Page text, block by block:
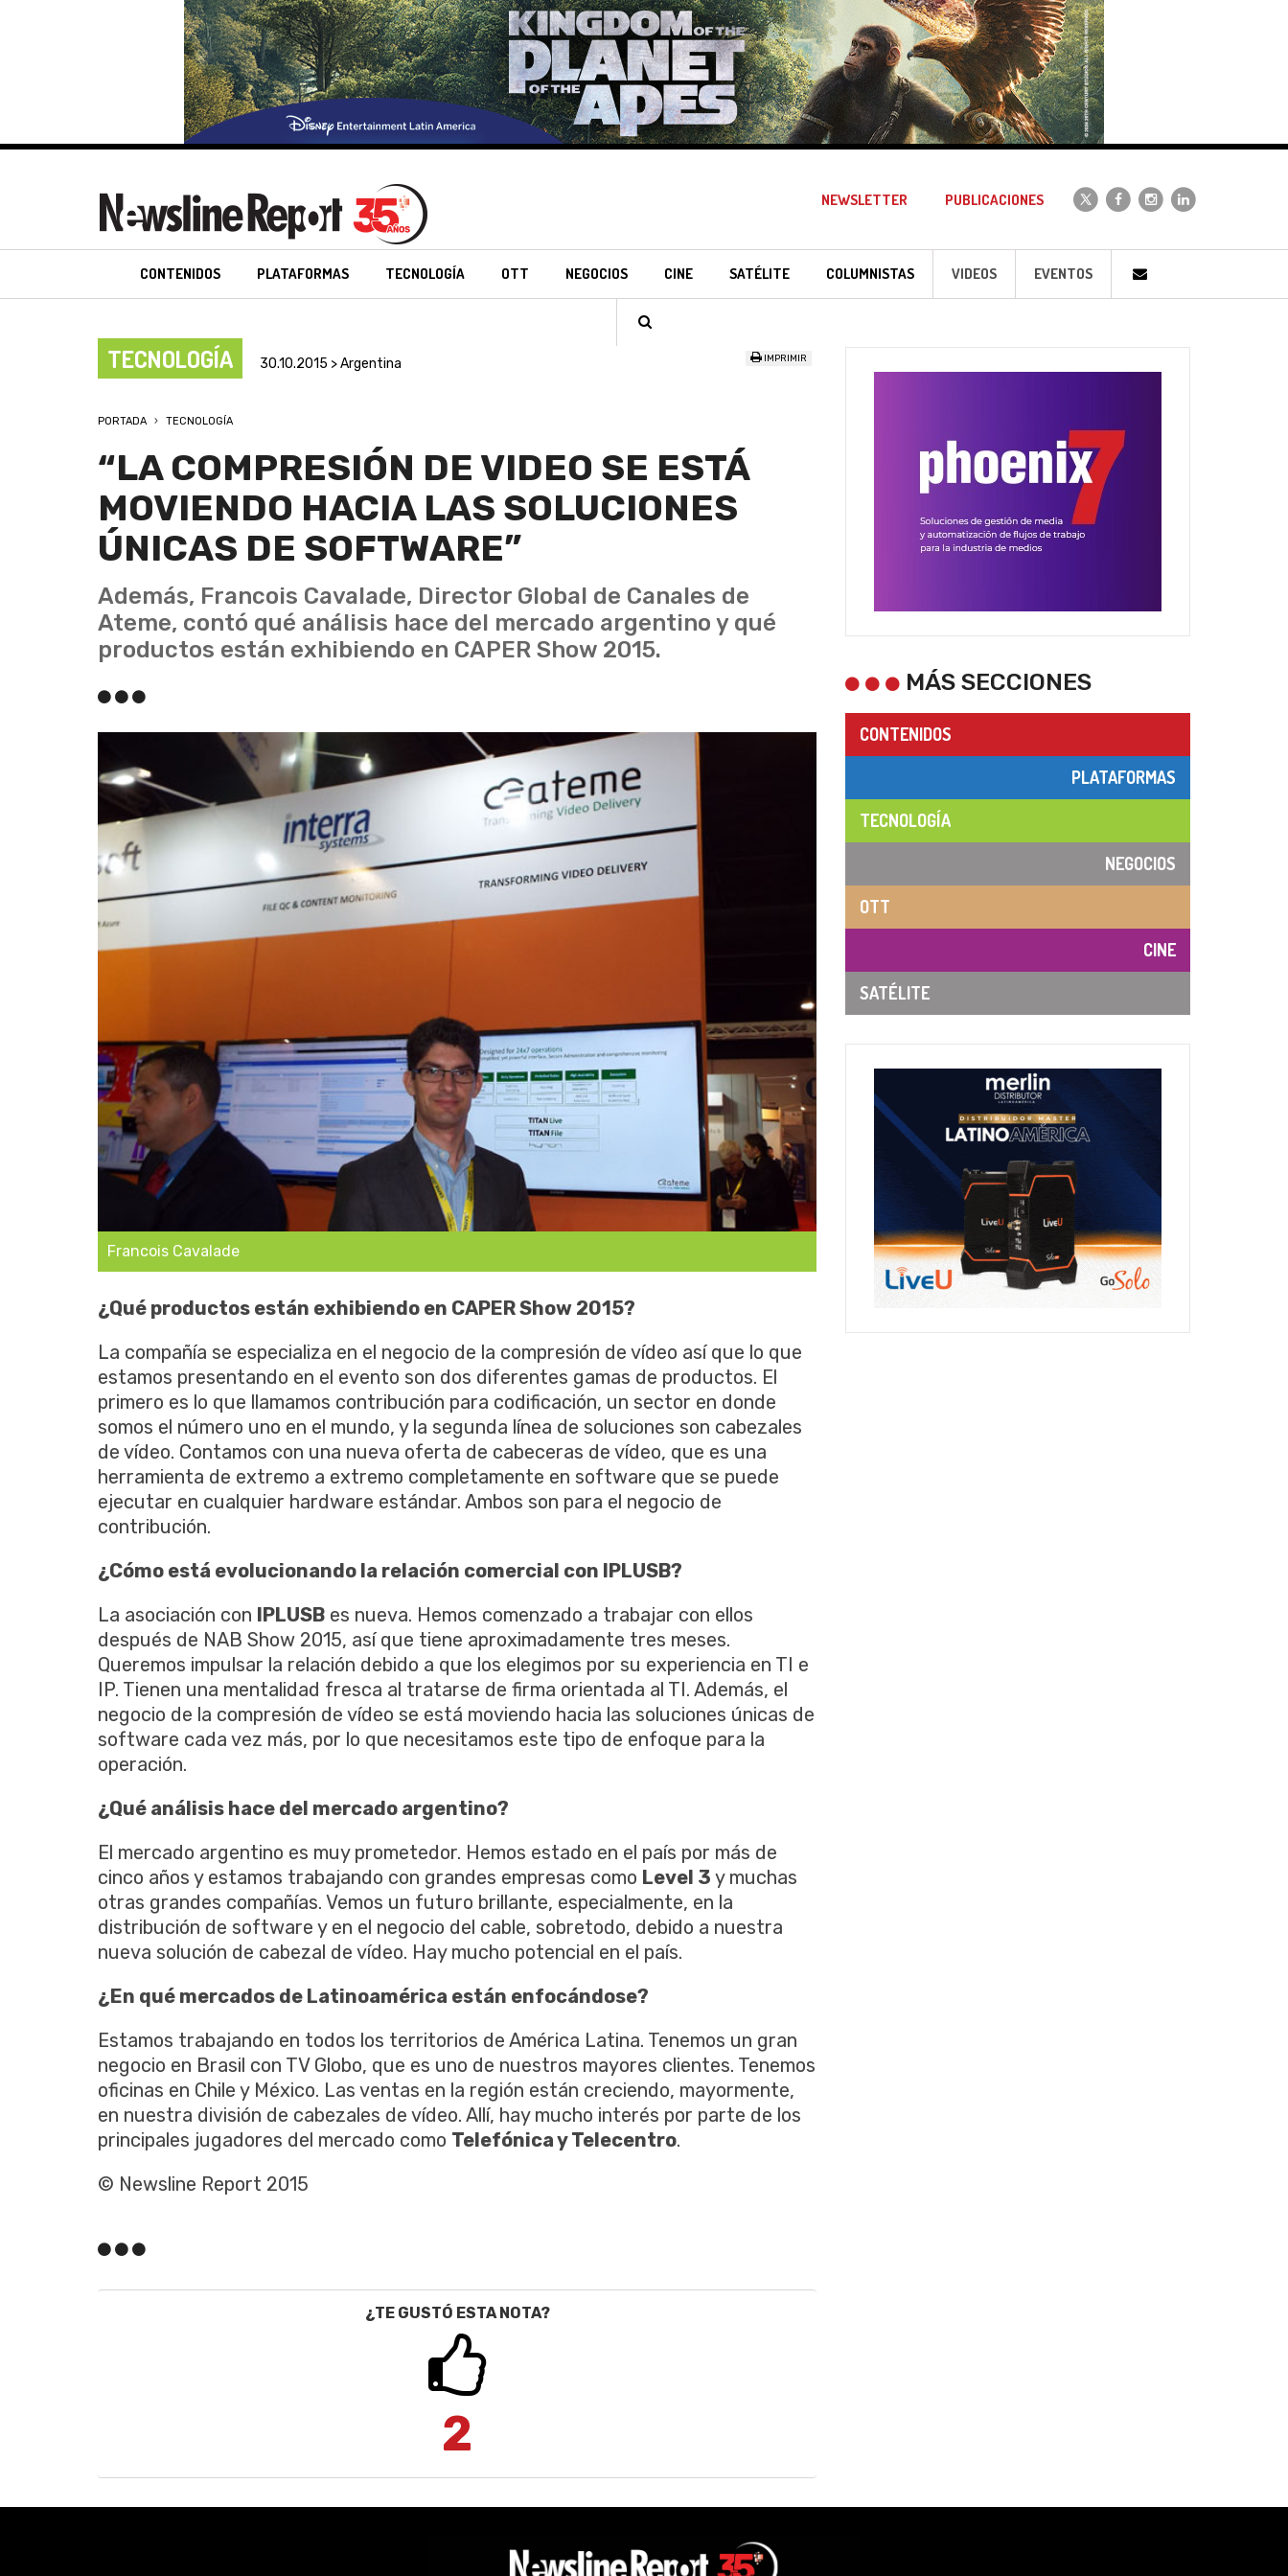
NEWSLETTER PUBLICACIONES
CONTENIDOS PLATAFORMAS TECNOLOGÍA OTT NEGOCIOS CINE SATÉLITE COLUMNISTAS VIDEOS EVENTOS
TECNOLOGÍA 30.10.2015 > Argentina IMPRIMIR
PORTADA TECNOLOGÍA
“LA COMPRESIÓN DE VIDEO SE ESTÁ
MOVIENDO HACIA LAS SOLUCIONES
ÚNICAS DE SOFTWARE”
Además, Francois Cavalade, Director Global de Canales de
Ateme, contó qué análisis hace del mercado argentino y qué
productos están exhibiendo en CAPER Show 2015.
Francois Cavalade
¿Qué productos están exhibiendo en CAPER Show 2015?
La compañía se especializa en el negocio de la compresión de vídeo así que lo que
estamos presentando en el evento son dos diferentes gamas de productos. El
primero es lo que llamamos contribución para codificación, un sector en donde
somos el número uno en el mundo, y la segunda línea de soluciones son cabezales
de vídeo. Contamos con una nueva oferta de cabeceras de vídeo, que es una
herramienta de extremo a extremo completamente en software que se puede
ejecutar en cualquier hardware estándar. Ambos son para el negocio de
contribución.
¿Cómo está evolucionando la relación comercial con IPLUSB?
La asociación con IPLUSB es nueva. Hemos comenzado a trabajar con ellos
después de NAB Show 2015, así que tiene aproximadamente tres meses.
Queremos impulsar la relación debido a que los elegimos por su experiencia en TI e
IP. Tienen una mentalidad fresca al tratarse de firma orientada al TI. Además, el
negocio de la compresión de vídeo se está moviendo hacia las soluciones únicas de
software cada vez más, por lo que necesitamos este tipo de enfoque para la
operación.
¿Qué análisis hace del mercado argentino?
El mercado argentino es muy prometedor. Hemos estado en el país por más de
cinco años y estamos trabajando con grandes empresas como Level 3 y muchas
otras grandes compañías. Vemos un futuro brillante, especialmente, en la
distribución de software y en el negocio del cable, sobretodo, debido a nuestra
nueva solución de cabezal de vídeo. Hay mucho potencial en el país.
¿En qué mercados de Latinoamérica están enfocándose?
Estamos trabajando en todos los territorios de América Latina. Tenemos un gran
negocio en Brasil con TV Globo, que es uno de nuestros mayores clientes. Tenemos
oficinas en Chile y México. Las ventas en la región están creciendo, mayormente,
en nuestra división de cabezales de vídeo. Allí, hay mucho interés por parte de los
principales jugadores del mercado como Telefónica y Telecentro.
© Newsline Report 2015
¿TE GUSTÓ ESTA NOTA?
2
MÁS SECCIONES
CONTENIDOS
PLATAFORMAS
TECNOLOGÍA
NEGOCIOS
OTT
CINE
SATÉLITE